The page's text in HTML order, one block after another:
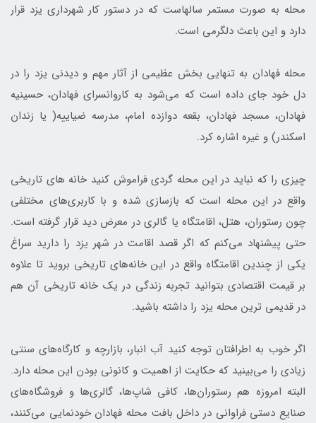
محله به صورت مستمر سال­هاست که در دستور کار شهرداری یزد قرار
دارد و این باعث دلگرمی است.
محله فهادان به تنهایی بخش عظیمی از آثار مهم و دیدنی یزد را در
دل خود جای داده است که می‌­شود به کاروانسرای فهادان، حسینیه
فهادان، مسجد فهادان، بقعه دوازده امام، مدرسه ضیاییه( یا زندان
اسکندر) و غیره اشاره کرد.
چیزی را که نباید در این محله­ گردی فراموش کنید خانه­ های تاریخی
واقع در این محله است که بازسازی شده و با کاربری­‌های مختلفی
چون رستوران، هتل، اقامتگاه یا گالری در معرض دید قرار گرفته است.
حتی پیشنهاد می­‌کنم که اگر قصد اقامت در شهر یزد را دارید سراغ
یکی از چندین اقامتگاه واقع در این خانه­‌های تاریخی بروید تا علاوه
بر قیمت اقتصادی بتوانید تجربه زندگی در یک خانه تاریخی آن هم
در قدیمی­ ترین محله یزد را داشته باشید.
اگر خوب به اطرافتان توجه کنید آب ­انبار، بازارچه و کارگاه‌­های سنتی
زیادی را می‌­بینید که حکایت از اهمیت و کانونی بودن این محله دارد.
البته امروزه هم رستوران‌­ها، کافی­ شاپ­‌ها، گالری‌­ها و فروشگاه­‌های
صنایع دستی فراوانی در داخل بافت محله فهادان خودنمایی می­‌کنند،